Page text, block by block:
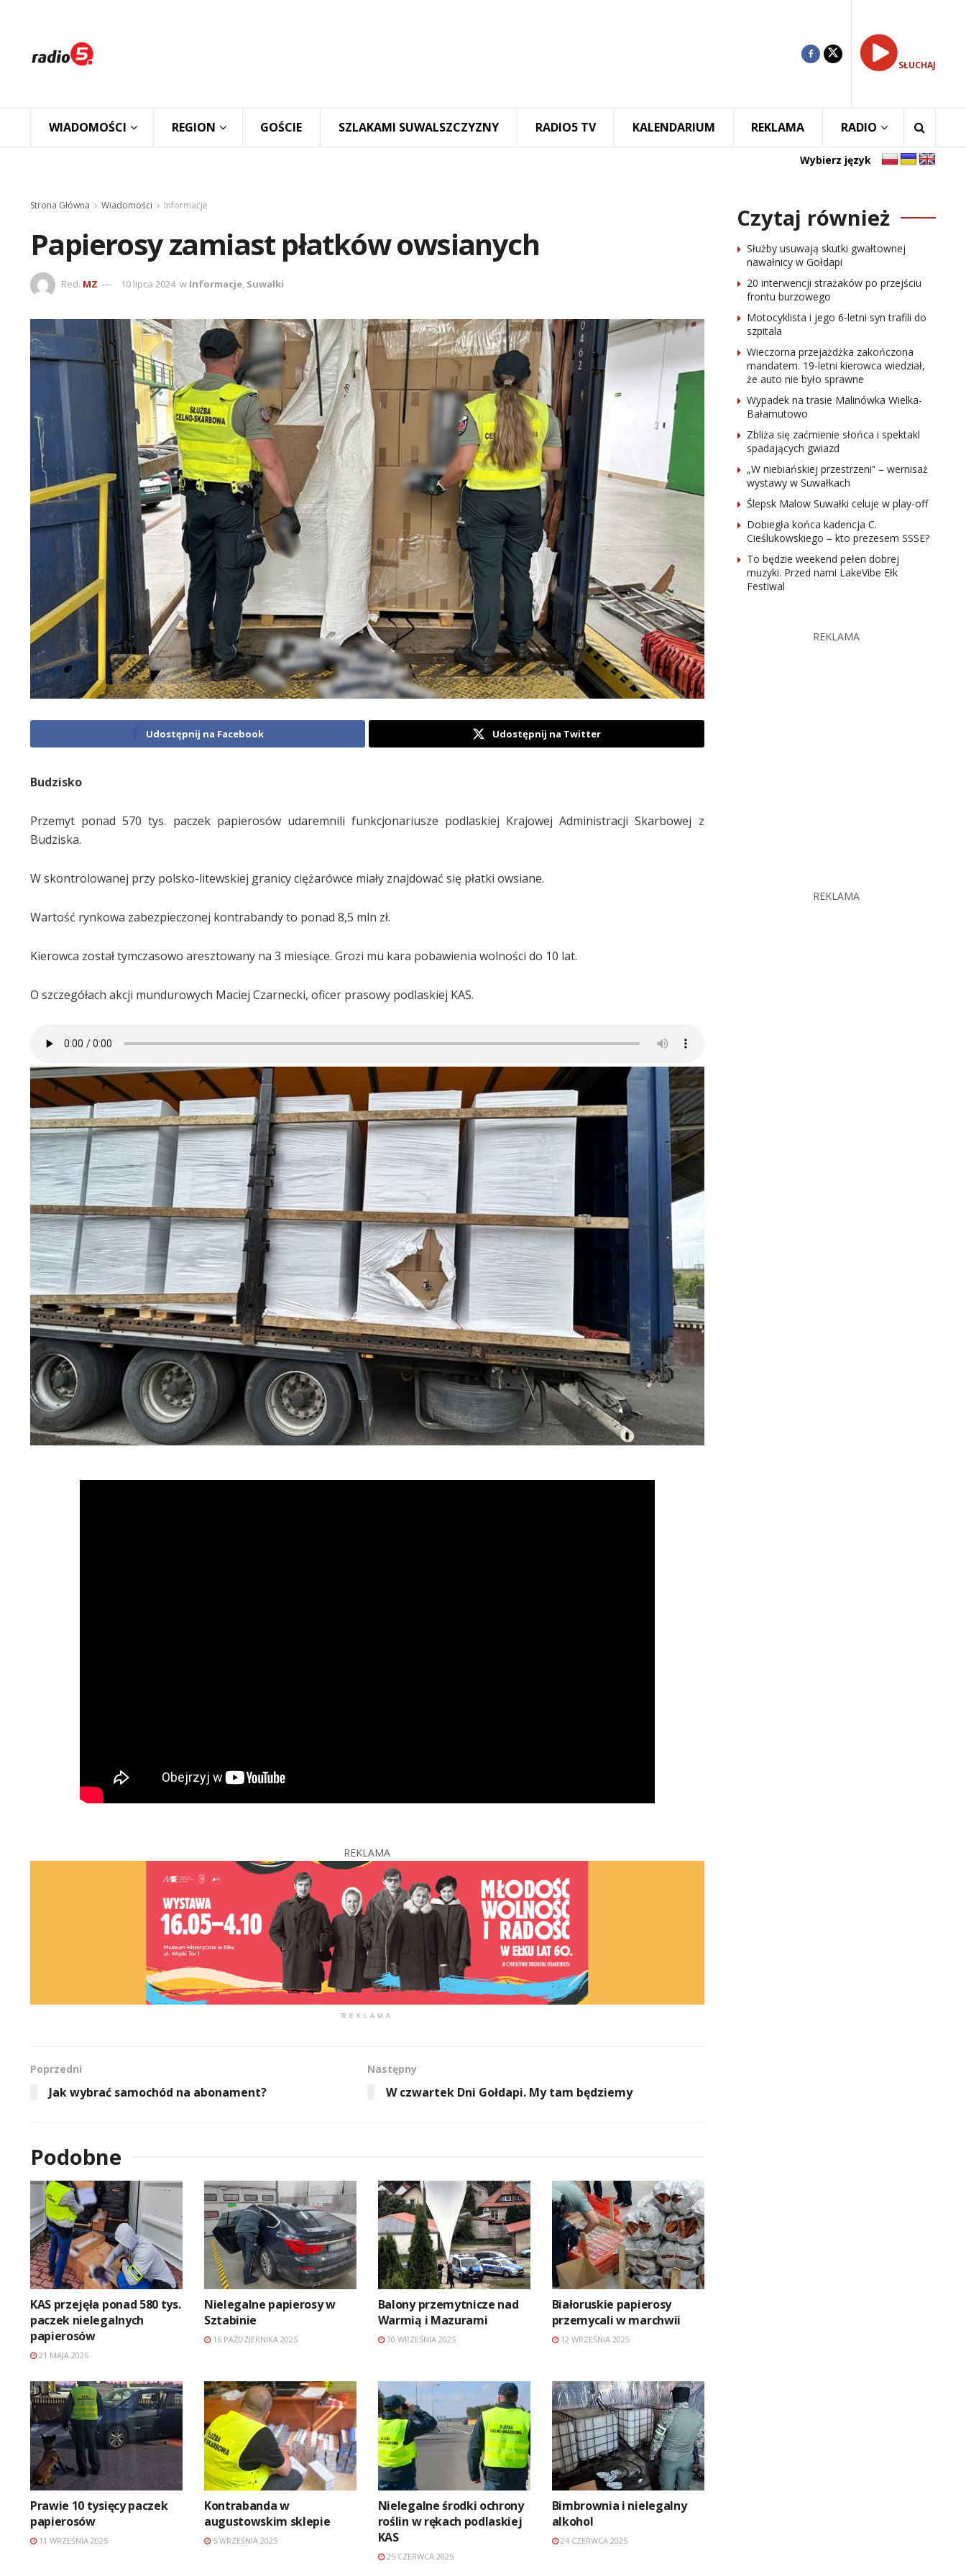
SŁUCHAJ
WIADOMOŚCI REGION GOŚCIE SZLAKAMI SUWALSZCZYZNY RADIO5 TV KALENDARIUM REKLAMA RADIO
Wybierz język
Strona Główna Wiadomości Informacje
Papierosy zamiast płatków owsianych
Red. MZ 10 lipca 2024 w Informacje, Suwałki
Udostępnij na Facebook Udostępnij na Twitter
Budzisko
Przemyt ponad 570 tys. paczek papierosów udaremnili funkcjonariusze podlaskiej Krajowej Administracji Skarbowej z
Budziska.
W skontrolowanej przy polsko-litewskiej granicy ciężarówce miały znajdować się płatki owsiane.
Wartość rynkowa zabezpieczonej kontrabandy to ponad 8,5 mln zł.
Kierowca został tymczasowo aresztowany na 3 miesiące. Grozi mu kara pobawienia wolności do 10 lat.
O szczegółach akcji mundurowych Maciej Czarnecki, oficer prasowy podlaskiej KAS.
REKLAMA
REKLAMA
Poprzedni
Jak wybrać samochód na abonament?
Następny
W czwartek Dni Gołdapi. My tam będziemy
Podobne
KAS przejęła ponad 580 tys.
paczek nielegalnych
papierosów
21 MAJA 2026
Nielegalne papierosy w
Sztabinie
16 PAŹDZIERNIKA 2025
Balony przemytnicze nad
Warmią i Mazurami
30 WRZEŚNIA 2025
Białoruskie papierosy
przemycali w marchwii
12 WRZEŚNIA 2025
Prawie 10 tysięcy paczek
papierosów
11 WRZEŚNIA 2025
Kontrabanda w
augustowskim sklepie
5 WRZEŚNIA 2025
Nielegalne środki ochrony
roślin w rękach podlaskiej
KAS
25 CZERWCA 2025
Bimbrownia i nielegalny
alkohol
24 CZERWCA 2025
Czytaj również
Służby usuwają skutki gwałtownej
nawałnicy w Gołdapi
20 interwencji strażaków po przejściu
frontu burzowego
Motocyklista i jego 6-letni syn trafili do
szpitala
Wieczorna przejażdżka zakończona
mandatem. 19-letni kierowca wiedział,
że auto nie było sprawne
Wypadek na trasie Malinówka Wielka-
Bałamutowo
Zbliża się zaćmienie słońca i spektakl
spadających gwiazd
„W niebiańskiej przestrzeni” – wernisaż
wystawy w Suwałkach
Ślepsk Malow Suwałki celuje w play-off
Dobiegła końca kadencja C.
Cieślukowskiego – kto prezesem SSSE?
To będzie weekend pełen dobrej
muzyki. Przed nami LakeVibe Ełk
Festiwal
REKLAMA
REKLAMA